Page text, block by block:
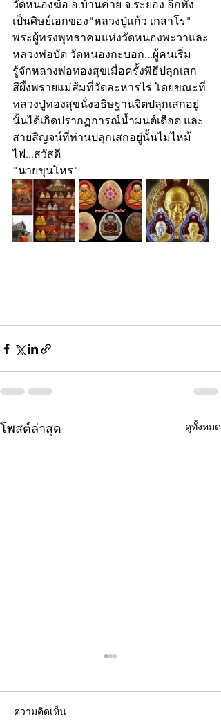
วัดหนองฆ้อ อ.บ้านค่าย จ.ระยอง อีกทั้ง
เป็นศิษย์เอกของ"หลวงปู่แก้ว เกสาโร"
พระผู้ทรงพุทธาคมแห่งวัดหนองพะวาและ
หลวงพ่อบัด วัดหนองกะบอก...ผู้คนเริ่ม
รู้จักหลวงพ่อทองสุขเมื่อครั้งพิธีปลุกเสก
สีผึ้งพรายแม่ส้มที่วัดละหารไร่ โดยขณะที่
หลวงปู่ทองสุขนั่งอธิษฐานจิตปลุกเสกอยู่
นั้นได้เกิดปรากฏการณ์น้ำมนต์เดือด และ
สายสิญจน์ที่ท่านปลุกเสกอยู่นั้นไม่ไหม้
ไฟ...สวัสดี
"นายขุนโหร"
โพสต์ล่าสุด ดูทั้งหมด
ความคิดเห็น